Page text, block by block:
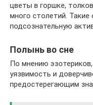
цветы в горшке,
много столетий.
подсознательную
Полынь во сне
По мнению
уязвимость и
предостерегающим